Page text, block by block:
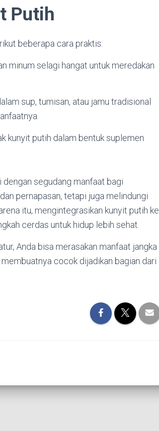
Putih
beberapa cara praktis:
minum selagi hangat untuk meredakan
sup, tumisan, atau jamu tradisional
kunyit putih dalam bentuk suplemen
dengan segudang manfaat bagi
pernapasan, tetapi juga melindungi
itu, mengintegrasikan kunyit putih ke
cerdas untuk hidup lebih sehat.
Anda bisa merasakan manfaat jangka
cocok dijadikan bagian dari